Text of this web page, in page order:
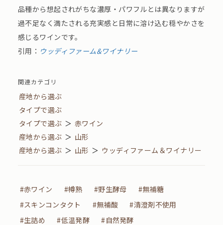
品種から想起されがちな濃厚・パワフルとは異なりますが
過不足なく満たされる充実感と日常に溶け込む穏やかさを
感じるワインです。
引用： ウッディファーム&ワイナリー
関連カテゴリ
産地から選ぶ
タイプで選ぶ
タイプで選ぶ ＞ 赤ワイン
産地から選ぶ ＞ 山形
産地から選ぶ ＞ 山形 ＞ ウッディファーム＆ワイナリー
#赤ワイン #樽熟 #野生酵母
#無補糖
#スキンコンタクト
#無補酸
#清澄剤不使用
#生詰め
#低温発酵
#自然発酵